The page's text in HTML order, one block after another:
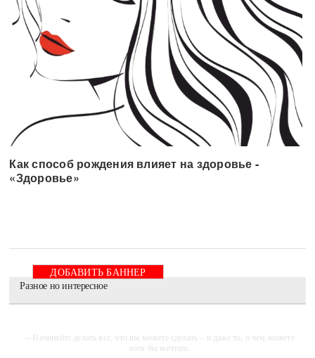
Как способ рождения влияет на здоровье -
«Здоровье»
ДОБАВИТЬ БАННЕР
Разное но интересное
-- Начинайте делать все, что вы можете сделать – и даже то, о чем можете
хотя бы мечтать.